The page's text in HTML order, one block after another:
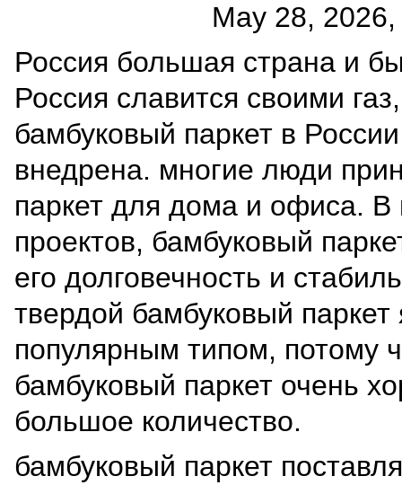
May 28,
Россия большая страна и
Россия славится своими
бамбуковый паркет в
внедрена. многие люди
паркет для дома и офиса. В
проектов, бамбуковый
его долговечность и
твердой бамбуковый
популярным типом, потому
бамбуковый паркет очень
большое количество.
бамбуковый паркет